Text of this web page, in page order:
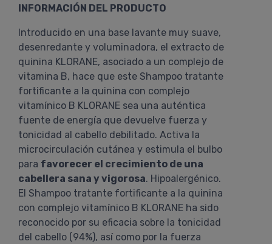
INFORMACIÓN DEL PRODUCTO
Introducido en una base lavante muy suave,
desenredante y voluminadora, el extracto de
quinina KLORANE, asociado a un complejo de
vitamina B, hace que este Shampoo tratante
fortificante a la quinina con complejo
vitamínico B KLORANE sea una auténtica
fuente de energía que devuelve fuerza y
tonicidad al cabello debilitado. Activa la
microcirculación cutánea y estimula el bulbo
para favorecer el crecimiento de una
cabellera sana y vigorosa. Hipoalergénico.
El Shampoo tratante fortificante a la quinina
con complejo vitamínico B KLORANE ha sido
reconocido por su eficacia sobre la tonicidad
del cabello (94%), así como por la fuerza